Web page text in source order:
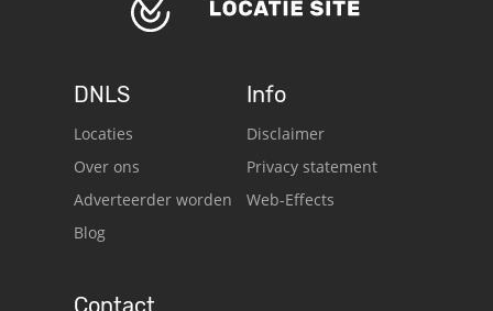
DNLS
Locaties
Over ons
Adverteerder worden
Blog
Info
Disclaimer
Privacy statement
Web-Effects
Contact